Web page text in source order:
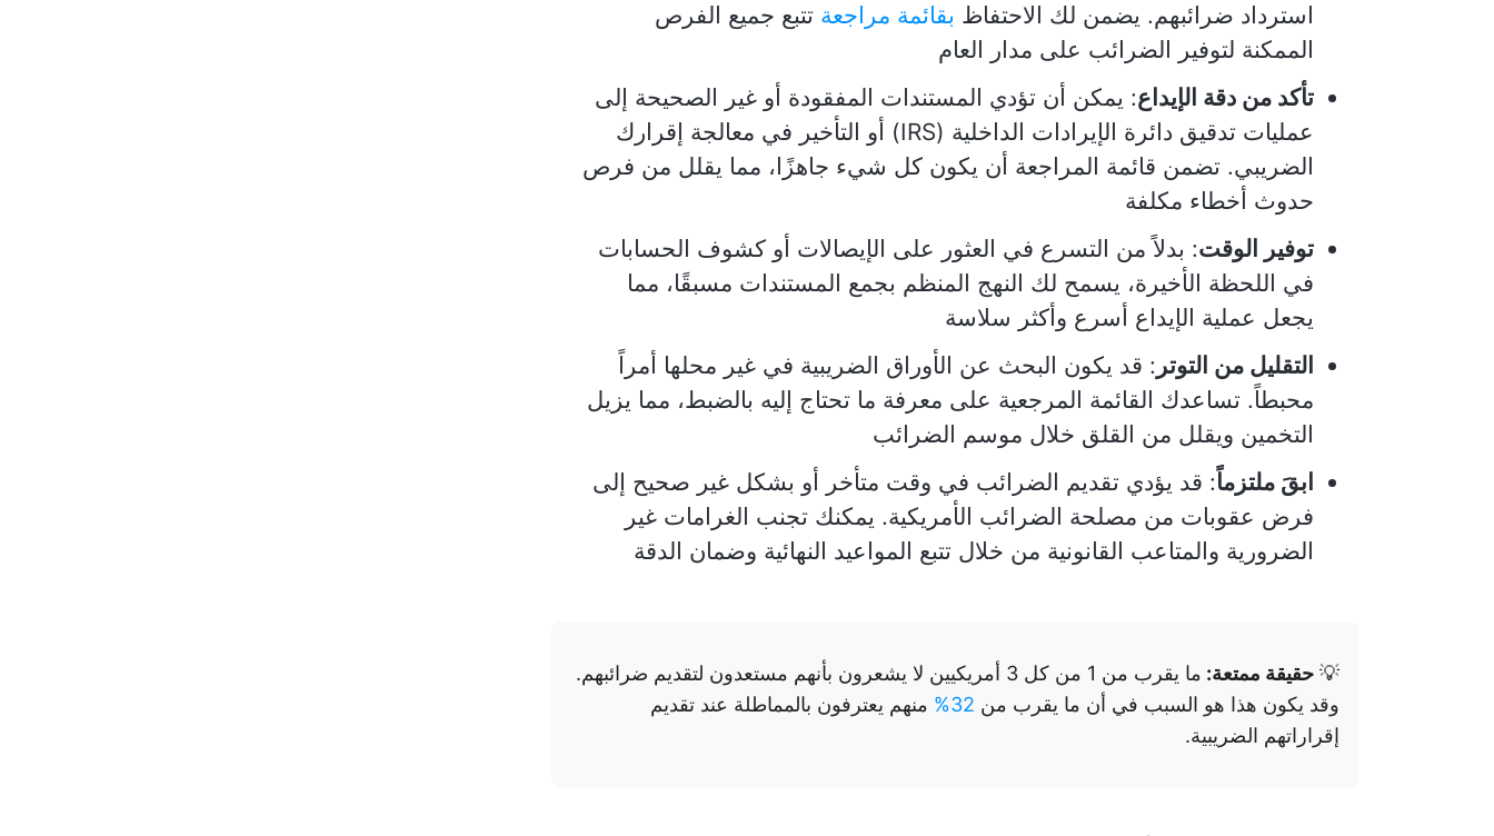
استرداد ضرائبهم. يضمن لك الاحتفاظ بقائمة مراجعة تتبع جميع الفرص
الممكنة لتوفير الضرائب على مدار العام
تأكد من دقة الإيداع: يمكن أن تؤدي المستندات المفقودة أو غير الصحيحة إلى
عمليات تدقيق دائرة الإيرادات الداخلية (IRS) أو التأخير في معالجة إقرارك
الضريبي. تضمن قائمة المراجعة أن يكون كل شيء جاهزًا، مما يقلل من فرص
حدوث أخطاء مكلفة
توفير الوقت: بدلاً من التسرع في العثور على الإيصالات أو كشوف الحسابات
في اللحظة الأخيرة، يسمح لك النهج المنظم بجمع المستندات مسبقًا، مما
يجعل عملية الإيداع أسرع وأكثر سلاسة
التقليل من التوتر : قد يكون البحث عن الأوراق الضريبية في غير محلها أمراً
محبطاً. تساعدك القائمة المرجعية على معرفة ما تحتاج إليه بالضبط، مما يزيل
التخمين ويقلل من القلق خلال موسم الضرائب
ابقَ ملتزماً: قد يؤدي تقديم الضرائب في وقت متأخر أو بشكل غير صحيح إلى
فرض عقوبات من مصلحة الضرائب الأمريكية. يمكنك تجنب الغرامات غير
الضرورية والمتاعب القانونية من خلال تتبع المواعيد النهائية وضمان الدقة
💡 حقيقة ممتعة:
ما يقرب من 1 من كل 3 أمريكيين لا يشعرون بأنهم مستعدون لتقديم ضرائبهم.
وقد يكون هذا هو السبب في أن ما يقرب من 32%
منهم يعترفون بالمماطلة عند تقديم
إقراراتهم الضريبية.